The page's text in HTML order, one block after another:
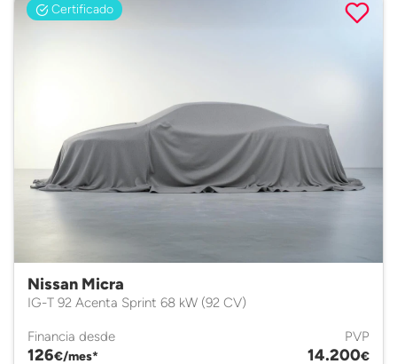
Certificado
Nissan Micra
IG-T 92 Acenta Sprint 68 kW (92 CV)
Financia desde
126€/mes*
PVP
14.200€